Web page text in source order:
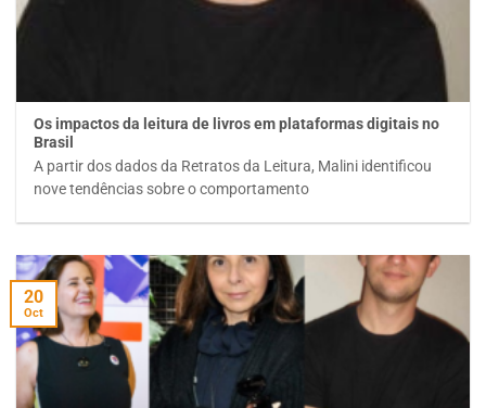
Os impactos da leitura de livros em plataformas digitais no
Brasil
A partir dos dados da Retratos da Leitura, Malini identificou
nove tendências sobre o comportamento
20
Oct